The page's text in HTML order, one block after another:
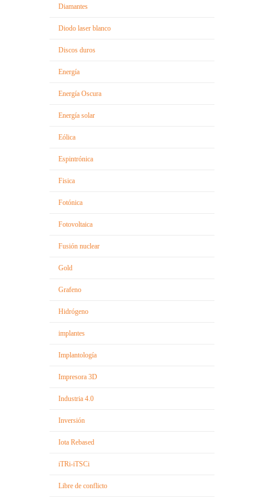
Diamantes
Diodo laser blanco
Discos duros
Energía
Energía Oscura
Energía solar
Eólica
Espintrónica
Fisica
Fotónica
Fotovoltaica
Fusión nuclear
Gold
Grafeno
Hidrógeno
implantes
Implantología
Impresora 3D
Industria 4.0
Inversión
Iota Rebased
iTRi-iTSCi
Libre de conflicto